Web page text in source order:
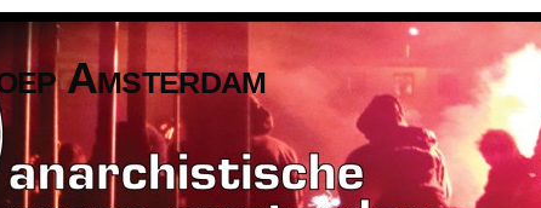
Amsterdam